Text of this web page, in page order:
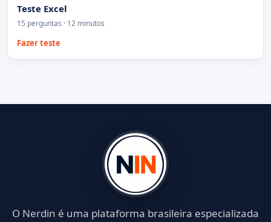
Teste Excel
15 perguntas · 12 minutos
Fazer teste
O Nerdin é uma plataforma brasileira especializada